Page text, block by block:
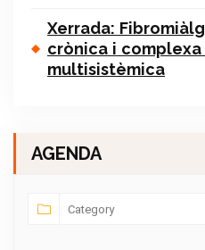
Xerrada:
crònica i
multisistèmica
AGENDA